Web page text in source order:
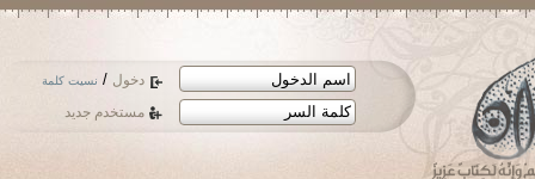
دخول / نسيت كلمة
مستخدم جديد